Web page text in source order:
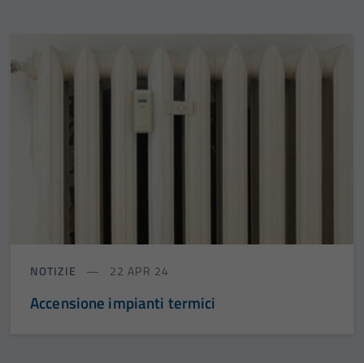
NOTIZIE 22 APR 24
Accensione impianti termici